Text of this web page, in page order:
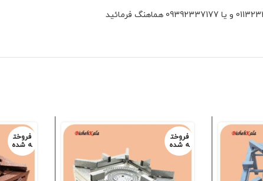
فروخت
ه شده
فروخت
ه شده